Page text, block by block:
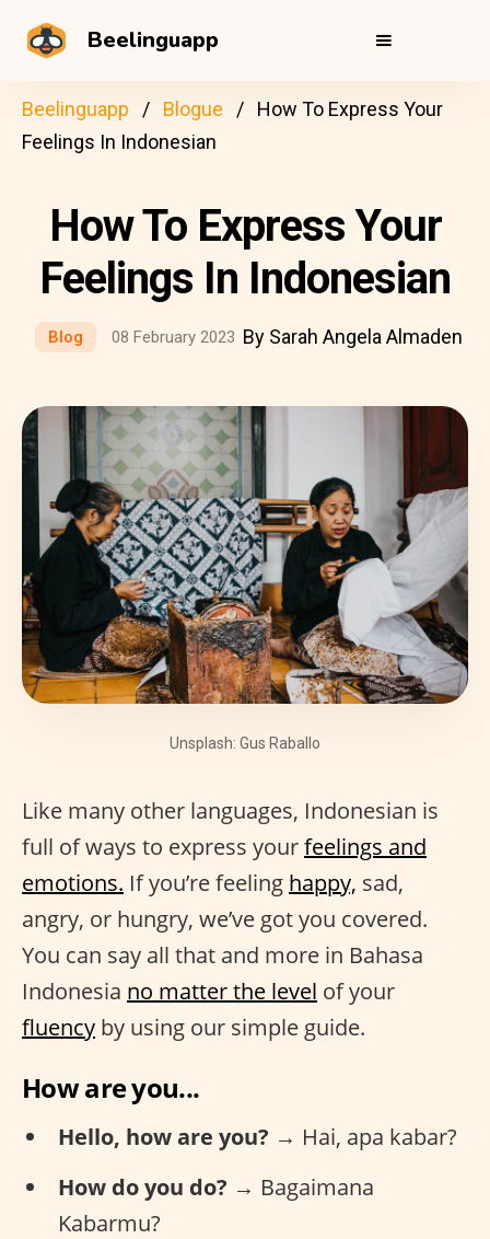
Beelinguapp
Beelinguapp Blogue
How To Express Your
Feelings In Indonesian
How To Express Your
Feelings In Indonesian
Blog 08 February 2023 By Sarah Angela Almaden
Unsplash: Gus Raballo
Like many other languages, Indonesian is
full of ways to express yourfeelings and
emotions. If you’re feeling happy, sad,
angry, or hungry, we’ve got you covered.
You can say all that and more in Bahasa
Indonesia no matter the level of your
fluency by using our simple guide.
How are you...
Hello, how are you? → Hai, apa kabar?
How do you do? → Bagaimana
Kabarmu?